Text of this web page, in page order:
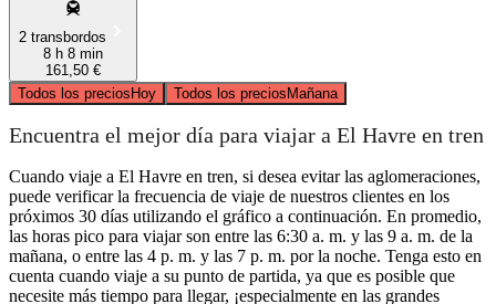
2 transbordos
8 h 8 min
161,50 €
Todos los preciosHoy Todos los preciosMañana
Encuentra el mejor día para viajar a El Havre en tren
Cuando viaje a El Havre en tren, si desea evitar las aglomeraciones,
puede verificar la frecuencia de viaje de nuestros clientes en los
próximos 30 días utilizando el gráfico a continuación. En promedio,
las horas pico para viajar son entre las 6:30 a. m. y las 9 a. m. de la
mañana, o entre las 4 p. m. y las 7 p. m. por la noche. Tenga esto en
cuenta cuando viaje a su punto de partida, ya que es posible que
necesite más tiempo para llegar, ¡especialmente en las grandes